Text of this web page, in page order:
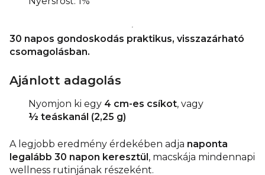
30 napos gondoskodás praktikus, visszazárható
csomagolásban.
Ajánlott adagolás
Nyomjon ki egy 4 cm-es csíkot, vagy
½ teáskanál (2,25 g)
A legjobb eredmény érdekében adja naponta
legalább 30 napon keresztül , macskája mindennapi
wellness rutinjának részeként.